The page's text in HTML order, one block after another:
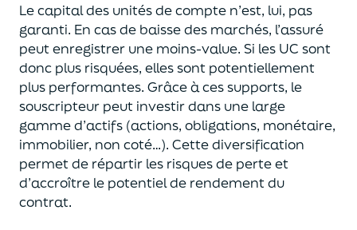
Le capital des unités de compte n’est, lui, pas
garanti. En casde baisse des marchés, l’assuré
peut enregistrer une moins-value. Si les UC sont
donc plus risquées, elles sont potentiellement
plus performantes. Grâce à ces supports, le
souscripteur peut investir dans une large
gamme d’actifs (actions, obligations, monétaire,
immobilier, non coté…). Cette diversification
permet de répartir les risques de perte et
d’accroître le potentielde rendement du
contrat.